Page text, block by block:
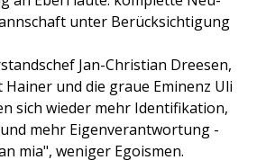
unter Berücksichtigung
Jan-Christian Dreesen,
und die graue Eminenz Uli
sich wieder mehr Identifikation,
mehr Eigenverantwortung -
mia", weniger Egoismen.